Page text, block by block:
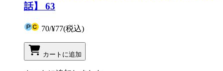
話】 63
70/¥77(税込)
カートに追加